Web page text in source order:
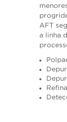
AFT
a linha